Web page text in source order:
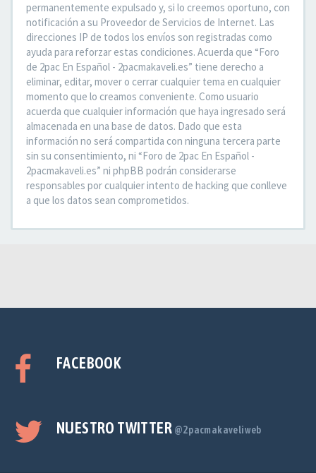
permanentemente expulsado y, si lo creemos oportuno, con
notificación a su Proveedor de Servicios de Internet. Las
direcciones IP de todos los envíos son registradas como
ayuda para reforzar estas condiciones. Acuerda que “Foro
de 2pac En Español - 2pacmakaveli.es” tiene derecho a
eliminar, editar, mover o cerrar cualquier tema en cualquier
momento que lo creamos conveniente. Como usuario
acuerda que cualquier información que haya ingresado será
almacenada en una base de datos. Dado que esta
información no será compartida con ninguna tercera parte
sin su consentimiento, ni “Foro de 2pac En Español -
2pacmakaveli.es” ni phpBB podrán considerarse
responsables por cualquier intento de hacking que conlleve
a que los datos sean comprometidos.
FACEBOOK
NUESTRO TWITTER @2pacmakaveliweb